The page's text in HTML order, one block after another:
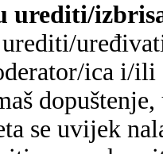
urediti/
ica i/
se uvijek